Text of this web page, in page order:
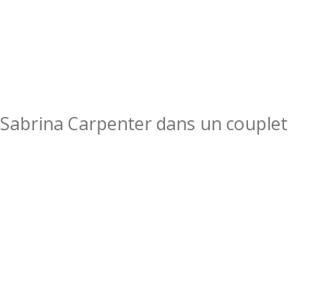
Carpenter dans un couplet